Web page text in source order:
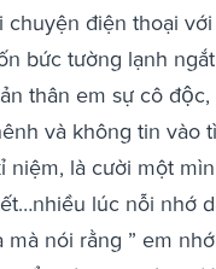
điện thoại
bức tường lạnh
thân em sự cô
và không tin vào
niệm, là cười một
lúc nỗi nhớ
nói rằng ” em